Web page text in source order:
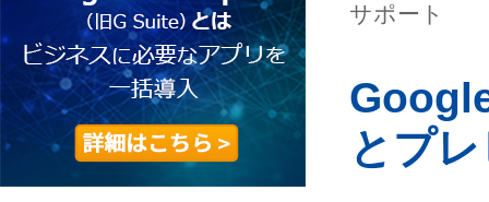
サポート
とプ